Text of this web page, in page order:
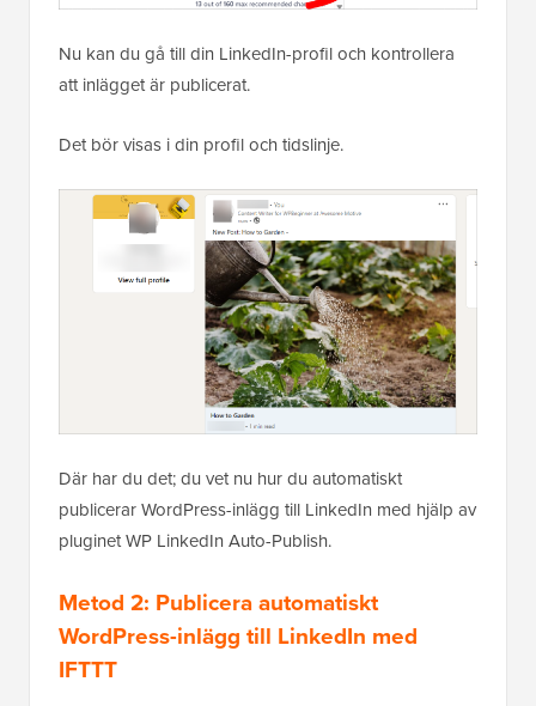
Nu kan du gå till din LinkedIn-profil och kontrollera
att inlägget är publicerat.
Det bör visas i din profil och tidslinje.
Där har du det; du vet nu hur du automatiskt
publicerar WordPress-inlägg till LinkedIn med hjälp av
pluginet WP LinkedIn Auto-Publish.
Metod 2: Publicera automatiskt
WordPress-inlägg till LinkedIn med
IFTTT